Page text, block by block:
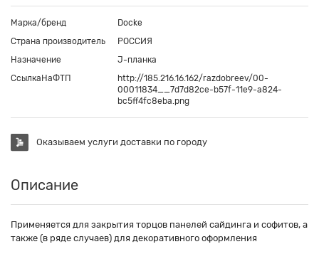
Марка/бренд
Docke
Страна производитель
РОССИЯ
Назначение
J-планка
СсылкаНаФТП
http://185.216.16.162/razdobreev/00-
00011834__7d7d82ce-b57f-11e9-a824-
bc5ff4fc8eba.png
Оказываем услуги доставки по городу
Описание
Применяется для закрытия торцов панелей сайдинга и софитов, а
также (в ряде случаев) для декоративного оформления